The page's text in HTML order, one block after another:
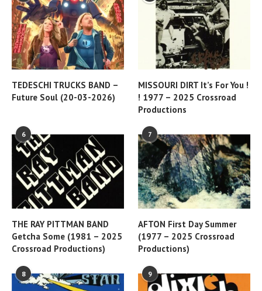
TEDESCHI TRUCKS BAND –
Future Soul (20-03-2026)
MISSOURI DIRT It’s For You !
! 1977 – 2025 Crossroad
Productions
6
THE RAY PITTMAN BAND
Getcha Some (1981 – 2025
Crossroad Productions)
7
AFTON First Day Summer
(1977 – 2025 Crossroad
Productions)
8 9